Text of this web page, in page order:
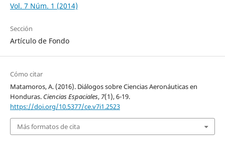
Vol. 7 Núm. 1 (2014)
Sección
Artículo de Fondo
Cómo citar
Matamoros, A. (2016). Diálogos sobre Ciencias Aeronáuticas en
Honduras. Ciencias Espaciales, 7(1), 6-19.
https://doi.org/10.5377/ce.v7i1.2523
Más formatos de cita